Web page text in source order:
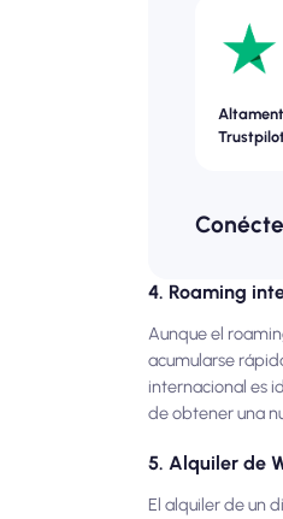
4. Roaming
Aunque el
acumularse
internacional es
de obtener una
5. Alquiler de
El alquiler de un